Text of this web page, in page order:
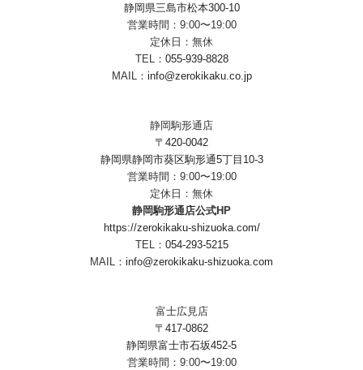
静岡県三島市松本300-10
営業時間：9:00〜19:00
定休日：無休
TEL： 055-939-8828
MAIL： info@zerokikaku.co.jp
静岡駒形通店
〒420-0042
静岡県静岡市葵区駒形通5丁目10-3
営業時間：9:00〜19:00
定休日：無休
静岡駒形通店公式HP
https://zerokikaku-shizuoka.com/
TEL： 054-293-5215
MAIL： info@zerokikaku-shizuoka.com
富士広見店
〒417-0862
静岡県富士市石坂452-5
営業時間：9:00〜19:00